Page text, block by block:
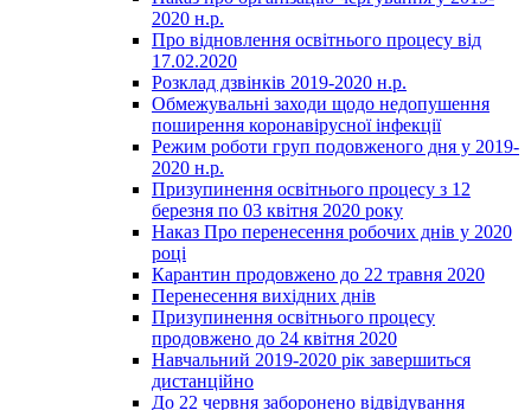
2020 н.р.
Про відновлення освітнього процесу від
17.02.2020
Розклад дзвінків 2019-2020 н.р.
Обмежувальні заходи щодо недопушення
поширення коронавірусної інфекції
Режим роботи груп подовженого дня у 2019-
2020 н.р.
Призупинення освітнього процесу з 12
березня по 03 квітня 2020 року
Наказ Про перенесення робочих днів у 2020
році
Карантин продовжено до 22 травня 2020
Перенесення вихідних днів
Призупинення освітнього процесу
продовжено до 24 квітня 2020
Навчальний 2019-2020 рік завершиться
дистанційно
До 22 червня заборонено відвідування